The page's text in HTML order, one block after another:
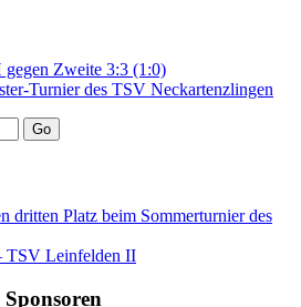
Zweite 3:3 (1:0)
Turnier des TSV Neckartenzlingen
Go
dritten Platz beim Sommerturnier des
TSV Leinfelden II